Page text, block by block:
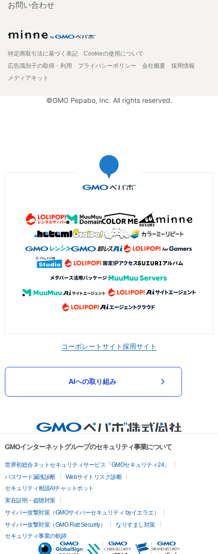
お問い合わせ
特定商取引法に基づく表記
Cookieの使用について
広告識別子の取得・利用
プライバシーポリシー 会社概要
採用情報
メディアキット
©GMO Pepabo, Inc. All rights reserved.
コーポレートサイト採用サイト
AIへの取り組み
GMOインターネットグループのセキュリティ事業について
世界初総合ネットセキュリティサービス「GMOセキュリティ24」
パスワード漏洩診断
Webサイトリスク診断
セキュリティ相談AIチャットボット
実在証明・盗聴対策
サイバー攻撃対策（GMOサイバーセキュリティ byイエラエ）
サイバー攻撃対策（GMO Flatt Security）
なりすまし対策
セキュリティ事業の軌跡